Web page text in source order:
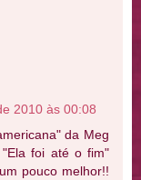
2010 às 00:08
da Meg
foi até o fim"
pouco melhor!!